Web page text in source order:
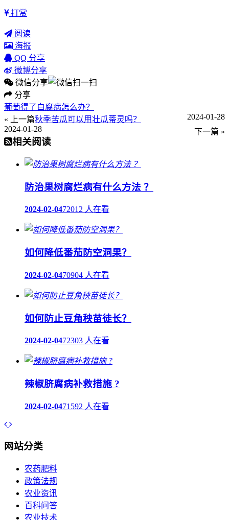
打赏
阅读
海报
QQ 分享
微博分享
微信分享
分享
葡萄得了白腐病怎么办？
« 上一篇
2024-01-28
秋季苦瓜可以用壮瓜蒂灵吗？
下一篇 »
2024-01-28
相关阅读
防治果树腐烂病有什么方法 ？
2024-02-0472012 人在看
如何降低番茄防空洞果？
2024-02-0470904 人在看
如何防止豆角秧苗徒长？
2024-02-0472303 人在看
辣椒脐腐病补救措施 ?
2024-02-0471592 人在看
网站分类
农药肥料
政策法规
农业资讯
百科问答
农业技术